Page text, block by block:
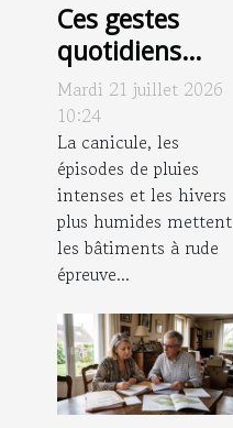
Ces gestes
quotidiens
d’entretien qui
freinent
l’apparition
des
pathologies
chroniques
Mardi 21 juillet 2026
10:24
La canicule, les
épisodes de pluies
intenses et les hivers
plus humides mettent
les bâtiments à rude
épreuve...